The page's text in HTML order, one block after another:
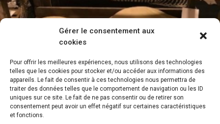
Gérer le consentement aux
cookies
Pour offrir les meilleures expériences, nous utilisons des technologies
telles que les cookies pour stocker et/ou accéder aux informations des
appareils. Le fait de consentir à ces technologies nous permettra de
traiter des données telles que le comportement de navigation ou les ID
uniques sur ce site. Le fait de ne pas consentir ou de retirer son
consentement peut avoir un effet négatif sur certaines caractéristiques
et fonctions.